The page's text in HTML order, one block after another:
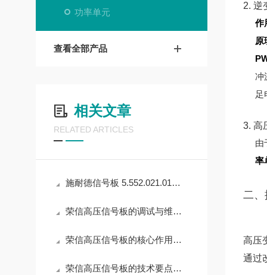
功率单元
查看全部产品
相关文章
RELATED ARTICLES
施耐德信号板 5.552.021.01的安装位置与方法详解
荣信高压信号板的调试与维护操作指南
荣信高压信号板的核心作用解读
荣信高压信号板的技术要点与选型策略
2. 逆
作
原
冲
足
3. 高
由
率
二、
高压
通过